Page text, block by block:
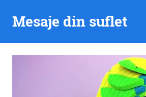
Mesaje din suflet